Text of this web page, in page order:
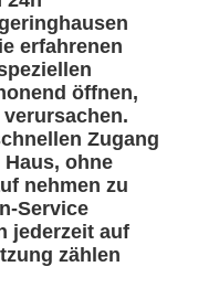
erfahrenen
öffnen,
Zugang
ohne
nehmen zu
Service
jederzeit auf
zählen